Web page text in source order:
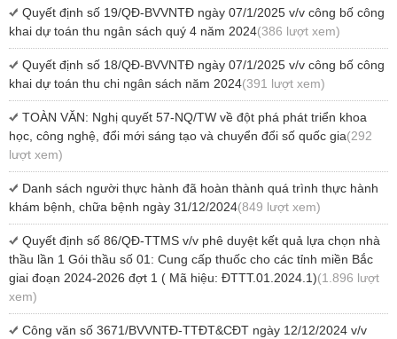
Quyết định số 19/QĐ-BVVNTĐ ngày 07/1/2025 v/v công bố công
khai dự toán thu ngân sách quý 4 năm 2024(386 lượt xem)
Quyết định số 18/QĐ-BVVNTĐ ngày 07/1/2025 v/v công bố công
khai dự toán thu chi ngân sách năm 2024(391 lượt xem)
TOÀN VĂN: Nghị quyết 57-NQ/TW về đột phá phát triển khoa
học, công nghệ, đổi mới sáng tạo và chuyển đổi số quốc gia(292
lượt xem)
Danh sách người thực hành đã hoàn thành quá trình thực hành
khám bệnh, chữa bệnh ngày 31/12/2024(849 lượt xem)
Quyết định số 86/QĐ-TTMS v/v phê duyệt kết quả lựa chọn nhà
thầu lần 1 Gói thầu số 01: Cung cấp thuốc cho các tỉnh miền Bắc
giai đoạn 2024-2026 đợt 1 ( Mã hiệu: ĐTTT.01.2024.1)(1.896 lượt
xem)
Công văn số 3671/BVVNTĐ-TTĐT&CĐT ngày 12/12/2024 v/v